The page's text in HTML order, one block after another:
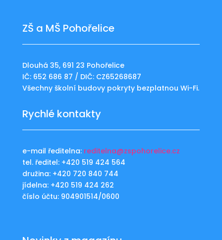
ZŠ a MŠ Pohořelice
Dlouhá 35, 691 23 Pohořelice
IČ: 652 686 87 / DIČ: CZ65268687
Všechny školní budovy pokryty bezplatnou Wi-Fi.
Rychlé kontakty
e-mail ředitelna: reditelna@zspohorelice.cz
tel. ředitel: +420 519 424 564
družina: +420 720 840 744
jídelna: +420 519 424 262
číslo účtu: 904901514/0600